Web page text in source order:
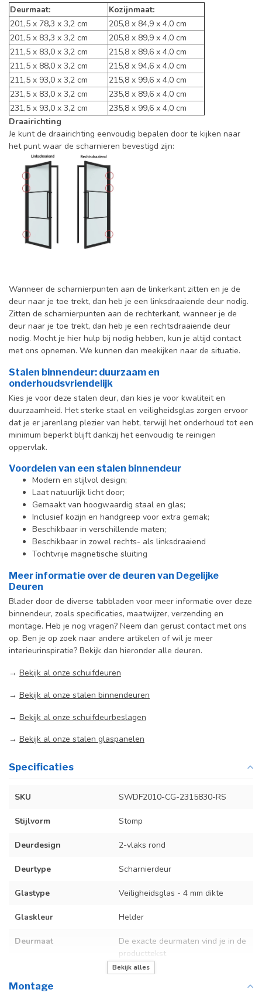
Deurmaat:
Kozijnmaat:
201,5 x 78,3 x 3,2 cm
205,8 x 84,9 x 4,0 cm
201,5 x 83,3 x 3,2 cm
205,8 x 89,9 x 4,0 cm
211,5 x 83,0 x 3,2 cm
215,8 x 89,6 x 4,0 cm
211,5 x 88,0 x 3,2 cm
215,8 x 94,6 x 4,0 cm
211,5 x 93,0 x 3,2 cm
215,8 x 99,6 x 4,0 cm
231,5 x 83,0 x 3,2 cm
235,8 x 89,6 x 4,0 cm
231,5 x 93,0 x 3,2 cm
235,8 x 99,6 x 4,0 cm
Draairichting
Je kunt de draairichting eenvoudig bepalen door te kijken naar
het punt waar de scharnieren bevestigd zijn:
Wanneer de scharnierpunten aan de linkerkant zitten en je de
deur naar je toe trekt, dan heb je een linksdraaiende deur nodig.
Zitten de scharnierpunten aan de rechterkant, wanneer je de
deur naar je toe trekt, dan heb je een rechtsdraaiende deur
nodig. Mocht je hier hulp bij nodig hebben, kun je altijd contact
met ons opnemen. We kunnen dan meekijken naar de situatie.
Stalen binnendeur: duurzaam en
onderhoudsvriendelijk
Kies je voor deze stalen deur, dan kies je voor kwaliteit en
duurzaamheid. Het sterke staal en veiligheidsglas zorgen ervoor
dat je er jarenlang plezier van hebt, terwijl het onderhoud tot een
minimum beperkt blijft dankzij het eenvoudig te reinigen
oppervlak.
Voordelen van een stalen binnendeur
Modern en stijlvol design;
Laat natuurlijk licht door;
Gemaakt van hoogwaardig staal en glas;
Inclusief kozijn en handgreep voor extra gemak;
Beschikbaar in verschillende maten;
Beschikbaar in zowel rechts- als linksdraaiend
Tochtvrije magnetische sluiting
Meer informatie over de deuren van Degelijke
Deuren
Blader door de diverse tabbladen voor meer informatie over deze
binnendeur, zoals specificaties, maatwijzer, verzending en
montage. Heb je nog vragen? Neem dan gerust contact met ons
op. Ben je op zoek naar andere artikelen of wil je meer
interieurinspiratie? Bekijk dan hieronder alle deuren.
→ Bekijk al onze schuifdeuren
→ Bekijk al onze stalen binnendeuren
→ Bekijk al onze schuifdeurbeslagen
→ Bekijk al onze stalen glaspanelen
Specificaties
SKU SWDF2010-CG-2315830-RS
Stijlvorm Stomp
Deurdesign 2-vlaks rond
Deurtype Scharnierdeur
Glastype Veiligheidsglas - 4 mm dikte
Glaskleur Helder
Deurmaat
De exacte deurmaten vind je in de
producttekst
De exacte kozijnmaten vind je in
Bekijk alles
Montage